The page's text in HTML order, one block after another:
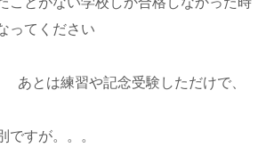
ってください
あとは練習や記念受験しただけで、
ですが。。。